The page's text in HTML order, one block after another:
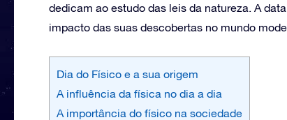
dedicam ao estudo das leis da natureza. A
impacto das suas descobertas no mundo
Dia do Físico e a sua origem
A influência da física no dia a dia
A importância do físico na sociedade